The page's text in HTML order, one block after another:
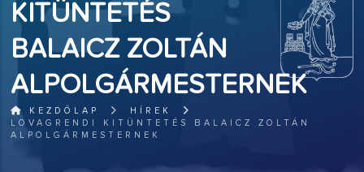
KITÜNTETÉS
BALAICZ ZOLTÁN
ALPOLGÁRMESTERNEK
KEZDŐLAP
HÍREK
LOVAGRENDI KITÜNTETÉS BALAICZ ZOLTÁN
ALPOLGÁRMESTERNEK